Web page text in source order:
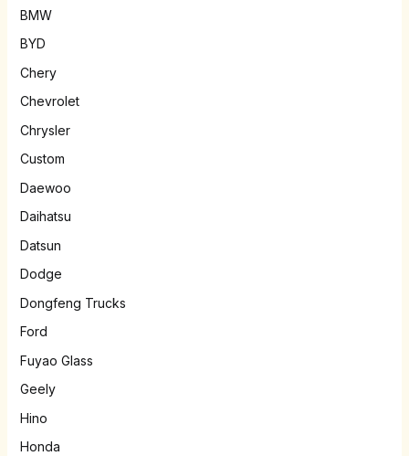
BMW
BYD
Chery
Chevrolet
Chrysler
Custom
Daewoo
Daihatsu
Datsun
Dodge
Dongfeng Trucks
Ford
Fuyao Glass
Geely
Hino
Honda